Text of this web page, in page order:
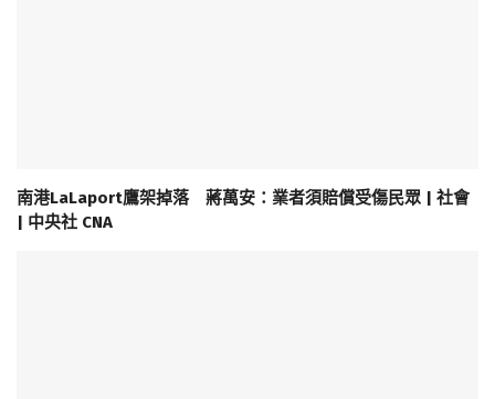
南港LaLaport鷹架掉落 蔣萬安：業者須賠償受傷民眾 | 社會
| 中央社 CNA